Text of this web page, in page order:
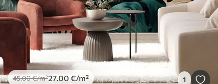
45.00€/m²27.00 €/m² 1